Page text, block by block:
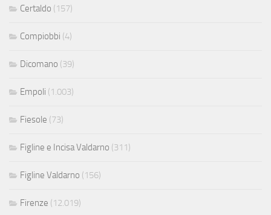
Certaldo (157)
Compiobbi (4)
Dicomano (39)
Empoli (1.003)
Fiesole (73)
Figline e Incisa Valdarno (311)
Figline Valdarno (156)
Firenze (12.019)